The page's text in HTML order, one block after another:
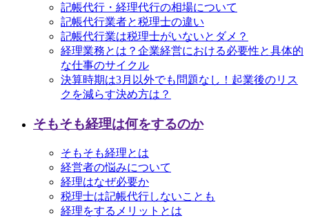
記帳代行・経理代行の相場について
記帳代行業者と税理士の違い
記帳代行業は税理士がいないとダメ？
経理業務とは？企業経営における必要性と具体的
な仕事のサイクル
決算時期は3月以外でも問題なし！起業後のリス
クを減らす決め方は？
そもそも経理は何をするのか
そもそも経理とは
経営者の悩みについて
経理はなぜ必要か
税理士は記帳代行しないことも
経理をするメリットとは